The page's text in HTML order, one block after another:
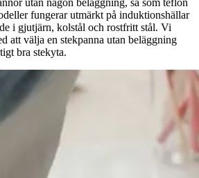
utan någon beläggning, så som teflon
fungerar utmärkt på induktionshällar
i gjutjärn, kolstål och rostfritt stål. Vi
att välja en stekpanna utan beläggning
bra stekyta.